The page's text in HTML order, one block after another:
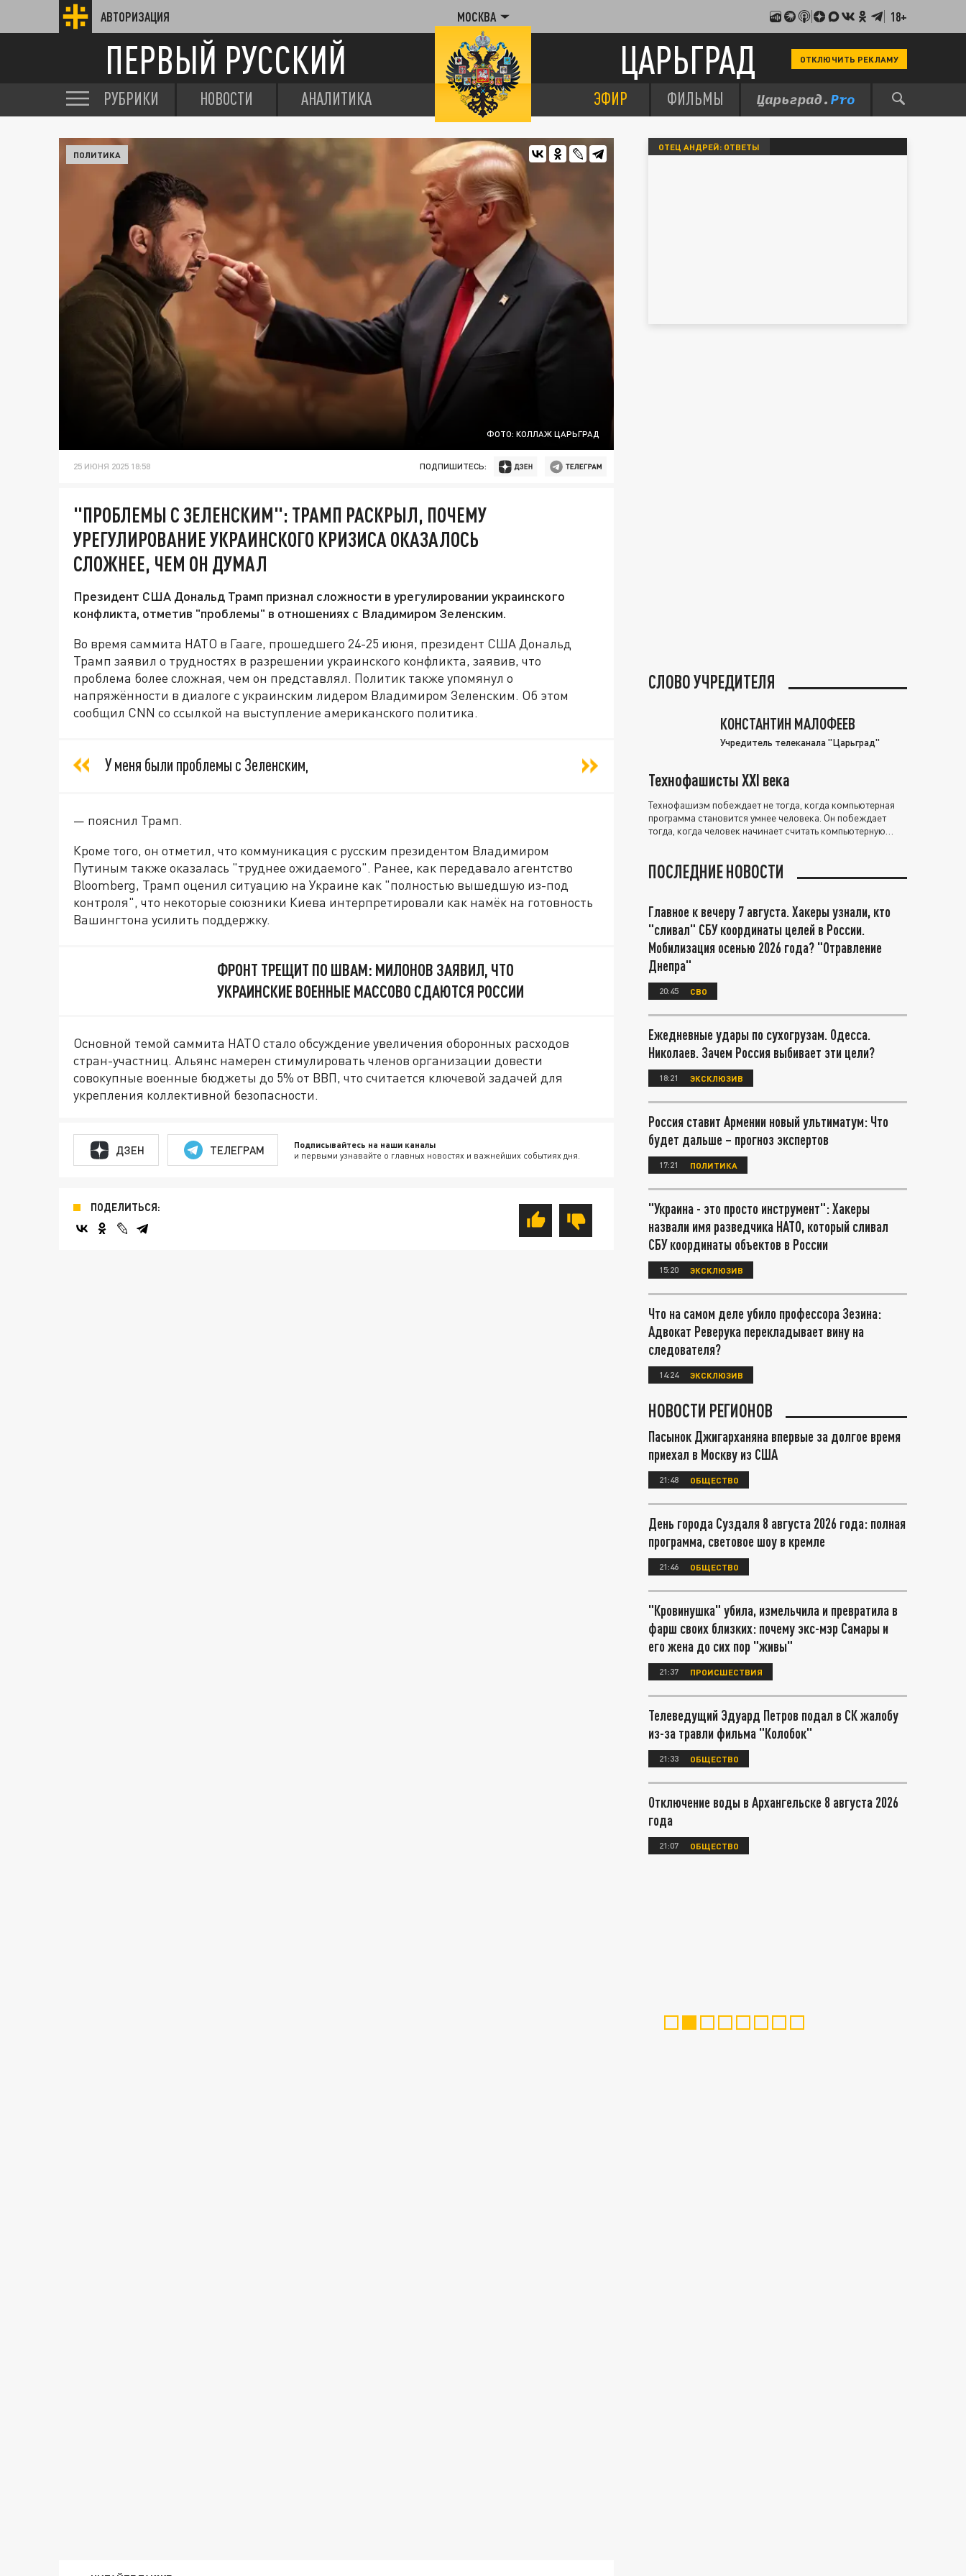
АВТОРИЗАЦИЯ МОСКВА 18+
ПЕРВЫЙ РУССКИЙ ЦАРЬГРАД ОТКЛЮЧИТЬ РЕКЛАМУ
РУБРИКИ НОВОСТИ АНАЛИТИКА ЭФИР ФИЛЬМЫ
ФОТО: КОЛЛАЖ ЦАРЬГРАД
ПОЛИТИКА
25 ИЮНЯ 2025 18:58 ПОДПИШИТЕСЬ:
"ПРОБЛЕМЫ С ЗЕЛЕНСКИМ": ТРАМП РАСКРЫЛ, ПОЧЕМУ
УРЕГУЛИРОВАНИЕ УКРАИНСКОГО КРИЗИСА ОКАЗАЛОСЬ
СЛОЖНЕЕ, ЧЕМ ОН ДУМАЛ
Президент США Дональд Трамп признал сложности в урегулировании украинского
конфликта, отметив "проблемы" в отношениях с Владимиром Зеленским.
Во время саммита НАТО в Гааге, прошедшего 24-25 июня, президент США Дональд
Трамп заявил о трудностях в разрешении украинского конфликта, заявив, что
проблема более сложная, чем он представлял. Политик также упомянул о
напряжённости в диалоге с украинским лидером Владимиром Зеленским. Об этом
сообщил CNN со ссылкой на выступление американского политика.
У меня были проблемы с Зеленским,
— пояснил Трамп.
Кроме того, он отметил, что коммуникация с русским президентом Владимиром
Путиным также оказалась "труднее ожидаемого". Ранее, как передавало агентство
Bloomberg, Трамп оценил ситуацию на Украине как "полностью вышедшую из-под
контроля", что некоторые союзники Киева интерпретировали как намёк на готовность
Вашингтона усилить поддержку.
ФРОНТ ТРЕЩИТ ПО ШВАМ: МИЛОНОВ ЗАЯВИЛ, ЧТО
УКРАИНСКИЕ ВОЕННЫЕ МАССОВО СДАЮТСЯ РОССИИ
Основной темой саммита НАТО стало обсуждение увеличения оборонных расходов
стран-участниц. Альянс намерен стимулировать членов организации довести
совокупные военные бюджеты до 5% от ВВП, что считается ключевой задачей для
укрепления коллективной безопасности.
ДЗЕН ТЕЛЕГРАМ Подписывайтесь на наши каналы
и первыми узнавайте о главных новостях и важнейших событиях дня.
ПОДЕЛИТЬСЯ:
ОТЕЦ АНДРЕЙ: ОТВЕТЫ
СЛОВО УЧРЕДИТЕЛЯ
КОНСТАНТИН МАЛОФЕЕВ
Учредитель телеканала "Царьград"
Технофашисты XXI века
Технофашизм побеждает не тогда, когда компьютерная
программа становится умнее человека. Он побеждает
тогда, когда человек начинает считать компьютерную
ПОСЛЕДНИЕ НОВОСТИ
Главное к вечеру 7 августа. Хакеры узнали, кто
"сливал" СБУ координаты целей в России.
Мобилизация осенью 2026 года? "Отравление
Днепра"
20:45 СВО
Ежедневные удары по сухогрузам. Одесса.
Николаев. Зачем Россия выбивает эти цели?
18:21 ЭКСКЛЮЗИВ
Россия ставит Армении новый ультиматум: Что
будет дальше – прогноз экспертов
17:21 ПОЛИТИКА
"Украина - это просто инструмент": Хакеры
назвали имя разведчика НАТО, который сливал
СБУ координаты объектов в России
15:20 ЭКСКЛЮЗИВ
Что на самом деле убило профессора Зезина:
Адвокат Реверука перекладывает вину на
следователя?
14:24 ЭКСКЛЮЗИВ
НОВОСТИ РЕГИОНОВ
Пасынок Джигарханяна впервые за долгое время
приехал в Москву из США
21:48 ОБЩЕСТВО
День города Суздаля 8 августа 2026 года: полная
программа, световое шоу в кремле
21:46 ОБЩЕСТВО
"Кровинушка" убила, измельчила и превратила в
фарш своих близких: почему экс-мэр Самары и
его жена до сих пор "живы"
21:37 ПРОИСШЕСТВИЯ
Телеведущий Эдуард Петров подал в СК жалобу
из-за травли фильма "Колобок"
21:33 ОБЩЕСТВО
Отключение воды в Архангельске 8 августа 2026
года
21:07 ОБЩЕСТВО